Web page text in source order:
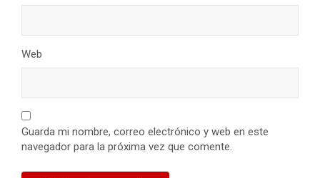
Web
Guarda mi nombre, correo electrónico y web en este
navegador para la próxima vez que comente.